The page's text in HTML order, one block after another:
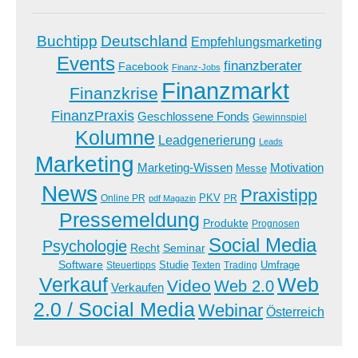
Buchtipp Deutschland Empfehlungsmarketing
Events Facebook Finanz-Jobs finanzberater
Finanzkrise Finanzmarkt
FinanzPraxis Geschlossene Fonds Gewinnspiel
Kolumne Leadgenerierung Leads
Marketing Marketing-Wissen Messe Motivation
News Online PR pdf Magazin PKV PR Praxistipp
Pressemeldung Produkte Prognosen
Psychologie Recht Seminar Social Media
Software Steuertipps Studie Texten Trading Umfrage
Verkauf Verkaufen Video Web 2.0Web
2.0 / Social MediaWebinar Österreich